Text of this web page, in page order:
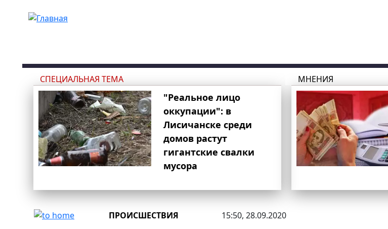
СПЕЦИАЛЬНАЯ ТЕМА
"Реальное лицо
оккупации": в
Лисичанске среди
домов растут
гигантские свалки
мусора
МНЕНИЯ
ПРОИСШЕСТВИЯ 15:50, 28.09.2020